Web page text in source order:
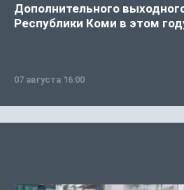
Дополнительного
Республики Коми в этом
07 августа 16:00